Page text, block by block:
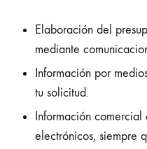
Elaboración del
mediante
Información por
tu solicitud.
Información
electrónicos, siempre